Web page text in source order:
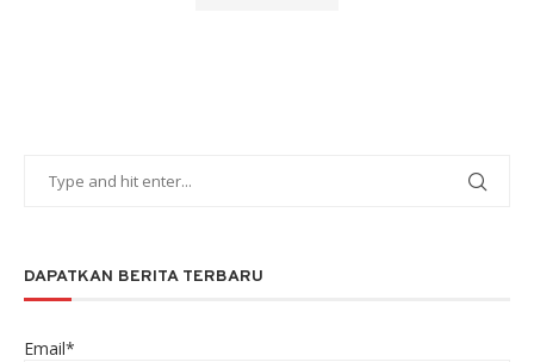
DAPATKAN BERITA TERBARU
Email*